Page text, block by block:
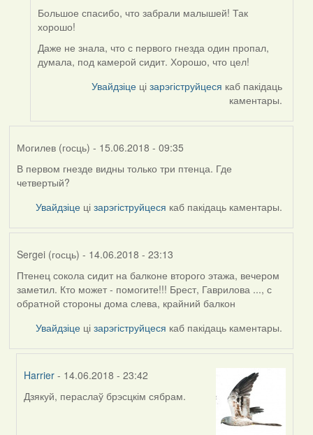
In
reply
to
by
Большое спасибо, что забрали малышей! Так
хорошо!
Даже не знала, что с первого гнезда один пропал,
думала, под камерой сидит. Хорошо, что цел!
Увайдзіце цізарэгіструйцеся каб пакідаць
каментары.
Могилев (госць) - 15.06.2018 - 09:35
В первом гнезде видны только три птенца. Где
четвертый?
Увайдзіце цізарэгіструйцеся каб пакідаць каментары.
Sergei (госць) - 14.06.2018 - 23:13
Птенец сокола сидит на балконе второго этажа, вечером
заметил. Кто может - помогите!!! Брест, Гаврилова ..., с
обратной стороны дома слева, крайний балкон
Увайдзіце цізарэгіструйцеся каб пакідаць каментары.
Harrier - 14.06.2018 - 23:42
In
Дзякуй, пераслаў брэсцкім сябрам.